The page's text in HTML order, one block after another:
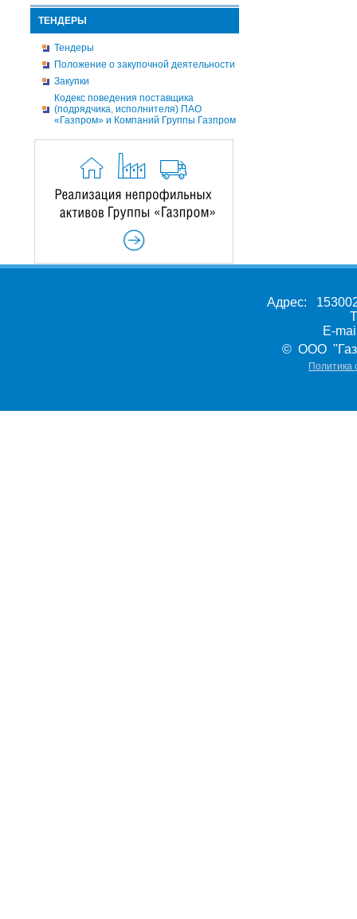
ТЕНДЕРЫ
Тендеры
Положение о закупочной деятельности
Закупки
Кодекс поведения поставщика
(подрядчика, исполнителя) ПАО
«Газпром» и Компаний Группы Газпром
Адрес:
E-
© ООО
Политика